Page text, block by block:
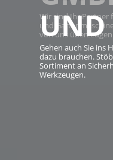
Wir sind Ihr Partner
und
von uns überzeugen!
UND
Gehen auch Sie ins
dazu brauchen.
Sortiment an
Werkzeugen.